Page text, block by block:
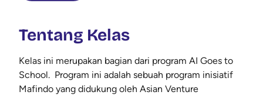
Tentang Kelas
Kelas ini merupakan bagian dari program AI Goes to
School. Program ini adalah sebuah program inisiatif
Mafindo yang didukung oleh Asian Venture